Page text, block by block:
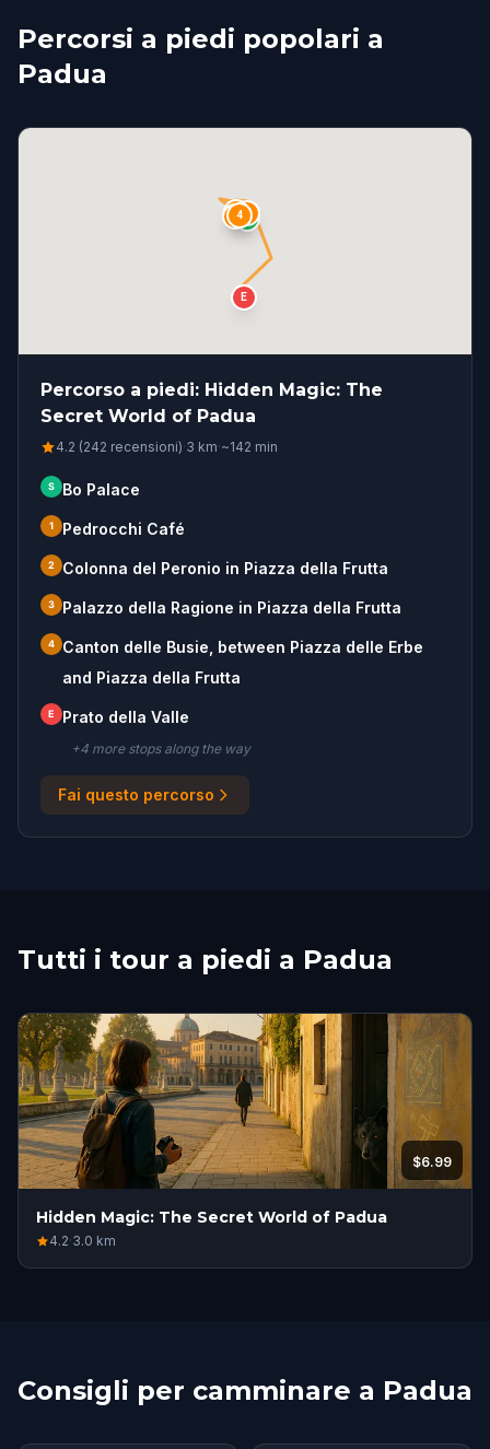
Percorsi a piedi popolari a
Padua
S1
2
34
E
Percorso a piedi: Hidden Magic: The
Secret World of Padua
4.2 (242 recensioni)·3 km·~142 min
S Bo Palace
1 Pedrocchi Café
2 Colonna del Peronio in Piazza della Frutta
3 Palazzo della Ragione in Piazza della Frutta
4
Canton delle Busie, between Piazza delle Erbe
and Piazza della Frutta
E Prato della Valle
+4 more stopsalong the way
Fai questo percorso
Tutti i tour a piedi a Padua
$6.99
Hidden Magic: The Secret World of Padua
4.2·3.0 km
Consigli per camminare a Padua